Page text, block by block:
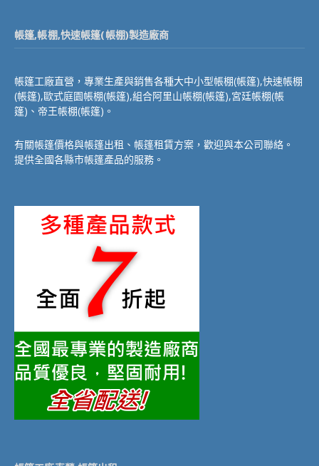
帳篷,帳棚,快速帳篷(帳棚)製造廠商
帳篷工廠直營，專業生產與銷售各種大中小型帳棚(帳篷),快速帳棚
(帳篷),歐式庭園帳棚(帳篷),組合阿里山帳棚(帳篷),宮廷帳棚(帳
篷)、帝王帳棚(帳篷)。
有關帳篷價格與帳篷出租、帳篷租賃方案，歡迎與本公司聯絡。
提供全國各縣市帳篷產品的服務。